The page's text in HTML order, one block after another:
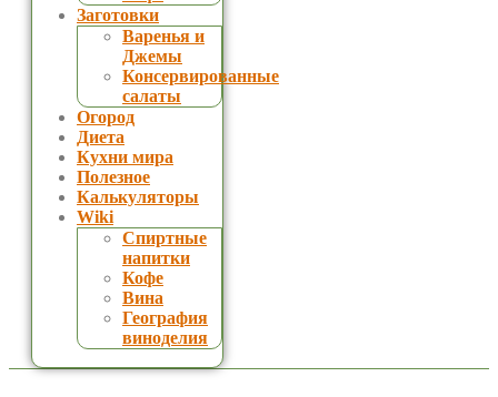
Заготовки
Варенья и
Джемы
Консервированные
салаты
Огород
Диета
Кухни мира
Полезное
Калькуляторы
Wiki
Спиртные
напитки
Кофе
Вина
География
виноделия